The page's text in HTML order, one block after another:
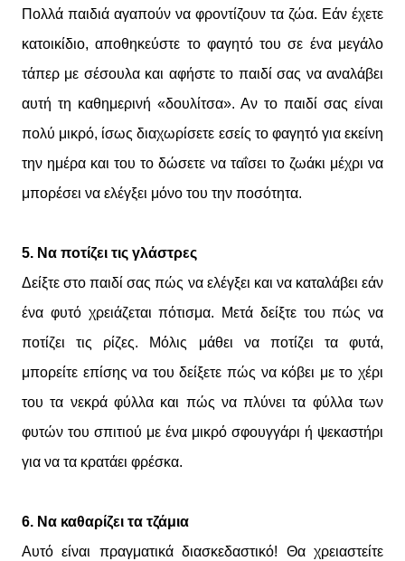
Πολλά παιδιά αγαπούν να φροντίζουν τα ζώα. Εάν έχετε
κατοικίδιο, αποθηκεύστε το φαγητό του σε ένα μεγάλο
τάπερ με σέσουλα και αφήστε το παιδί σας να αναλάβει
αυτή τη καθημερινή «δουλίτσα». Αν το παιδί σας είναι
πολύ μικρό, ίσως διαχωρίσετε εσείς το φαγητό για εκείνη
την ημέρα και του το δώσετε να ταΐσει το ζωάκι μέχρι να
μπορέσει να ελέγξει μόνο του την ποσότητα.
5. Να ποτίζει τις γλάστρες
Δείξτε στο παιδί σας πώς να ελέγξει και να καταλάβει εάν
ένα φυτό χρειάζεται πότισμα. Μετά δείξτε του πώς να
ποτίζει τις ρίζες. Μόλις μάθει να ποτίζει τα φυτά,
μπορείτε επίσης να του δείξετε πώς να κόβει με το χέρι
του τα νεκρά φύλλα και πώς να πλύνει τα φύλλα των
φυτών του σπιτιού με ένα μικρό σφουγγάρι ή ψεκαστήρι
για να τα κρατάει φρέσκα.
6. Να καθαρίζει τα τζάμια
Αυτό είναι πραγματικά διασκεδαστικό! Θα χρειαστείτε